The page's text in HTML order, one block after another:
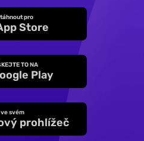
pro
Store
TO NA
Play
svém
prohlížeč